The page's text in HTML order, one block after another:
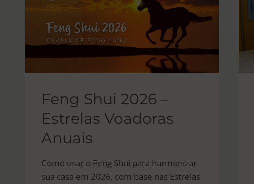
Feng Shui 2026 –
Estrelas Voadoras
Anuais
Como usar o Feng Shui para harmonizar
sua casa em 2026, com base nas Estrelas